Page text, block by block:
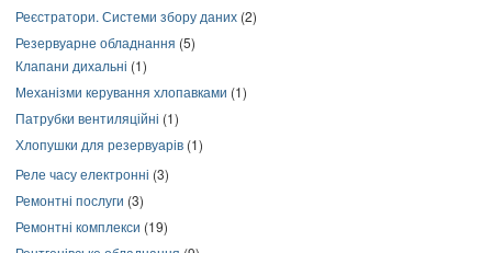
Реєстратори. Системи збору даних (2)
Резервуарне обладнання (5)
Клапани дихальні (1)
Механізми керування хлопавками (1)
Патрубки вентиляційні (1)
Хлопушки для резервуарів (1)
Реле часу електронні (3)
Ремонтні послуги (3)
Ремонтні комплекси (19)